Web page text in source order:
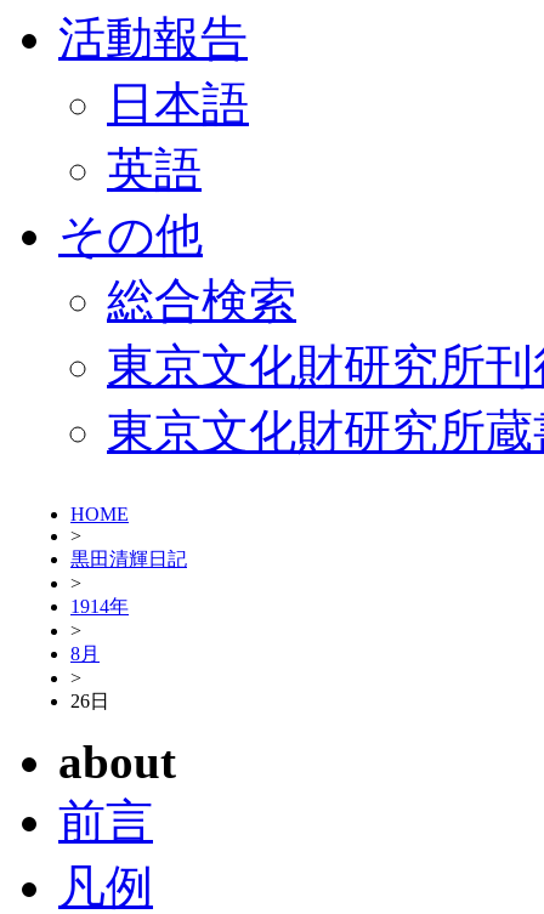
活動報告
日本語
英語
その他
総合検索
東京文化財研究所
東京文化財研究所
HOME
>
黒田清輝日記
>
1914年
>
8月
>
26日
about
前言
凡例